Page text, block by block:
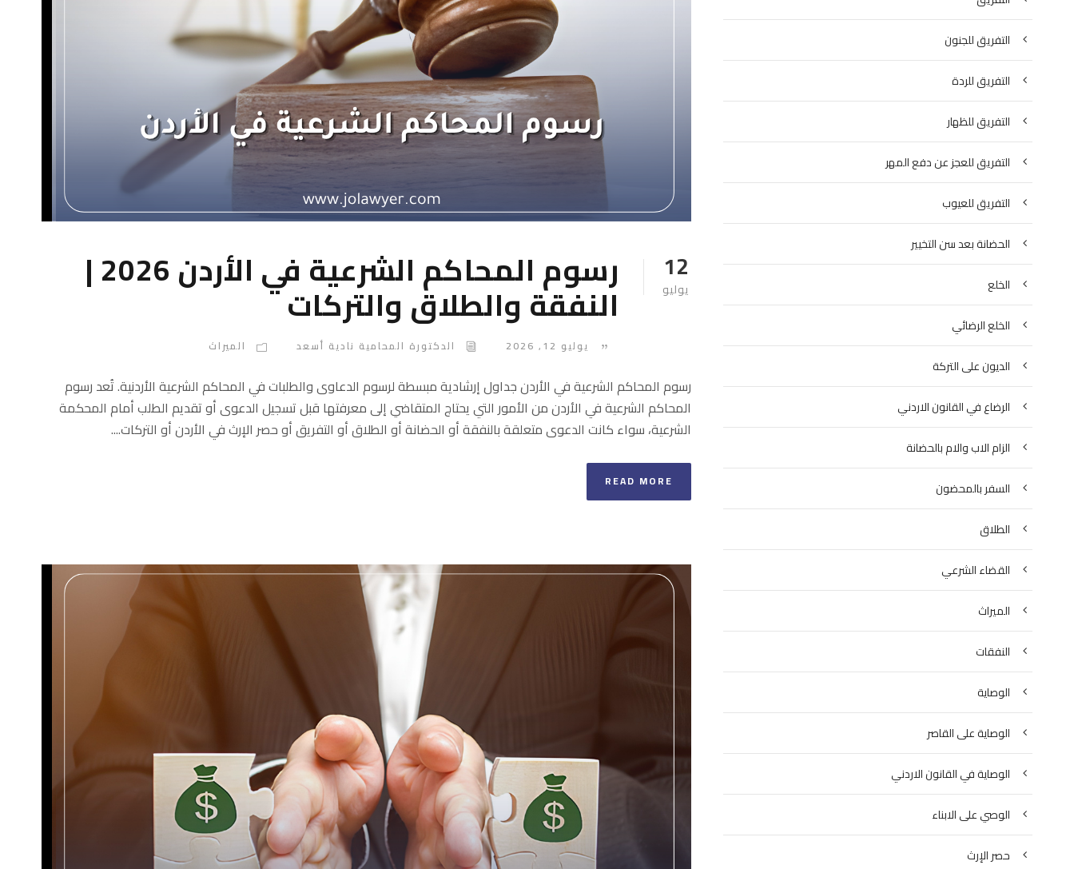
12
يوليو رسوم المحاكم الشرعية في الأردن 2026 |
النفقة والطلاق والتركات
يوليو 12, 2026 الدكتورة المحامية نادية أسعد الميراث
رسوم المحاكم الشرعية في الأردن جداول إرشادية مبسطة لرسوم الدعاوى والطلبات في المحاكم الشرعية الأردنية. تُعد رسوم
المحاكم الشرعية في الأردن من الأمور التي يحتاج المتقاضي إلى معرفتها قبل تسجيل الدعوى أو تقديم الطلب أمام المحكمة
الشرعية، سواء كانت الدعوى متعلقة بالنفقة أو الحضانة أو الطلاق أو التفريق أو حصر الإرث في الأردن أو التركات....
READ MORE
التفريق للجنون
التفريق للردة
التفريق للظهار
التفريق للعجز عن دفع المهر
التفريق للعيوب
الحضانة بعد سن التخيير
الخلع
الخلع الرضائي
الديون على التركة
الرضاع في القانون الاردني
الزام الاب والام بالحضانة
السفر بالمحضون
الطلاق
القضاء الشرعي
الميراث
النفقات
الوصاية
الوصاية على القاصر
الوصاية في القانون الاردني
الوصي على الابناء
حصر الإرث